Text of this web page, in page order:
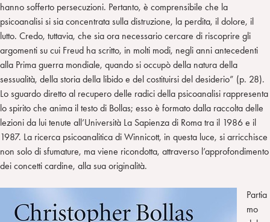
hanno sofferto persecuzioni. Pertanto, è comprensibile che la
psicoanalisi si sia concentrata sulla distruzione, la perdita, il dolore, il
lutto. Credo, tuttavia, che sia ora necessario cercare di riscoprire gli
argomenti su cui Freud ha scritto, in molti modi, negli anni antecedenti
alla Prima guerra mondiale, quando si occupò della natura della
sessualità, della storia della libido e del costituirsi del desiderio” (p. 28).
Lo sguardo diretto al recupero delle radici della psicoanalisi rappresenta
lo spirito che anima il testo di Bollas; esso è formato dalla raccolta delle
lezioni da lui tenute all’Università La Sapienza di Roma tra il 1986 e il
1987. La ricerca psicoanalitica di Winnicott, in questa luce, si arricchisce
non solo di sfumature, ma viene ricondotta, attraverso l’approfondimento
dei concetti cardine, alla sua originalità.
Partia
mo